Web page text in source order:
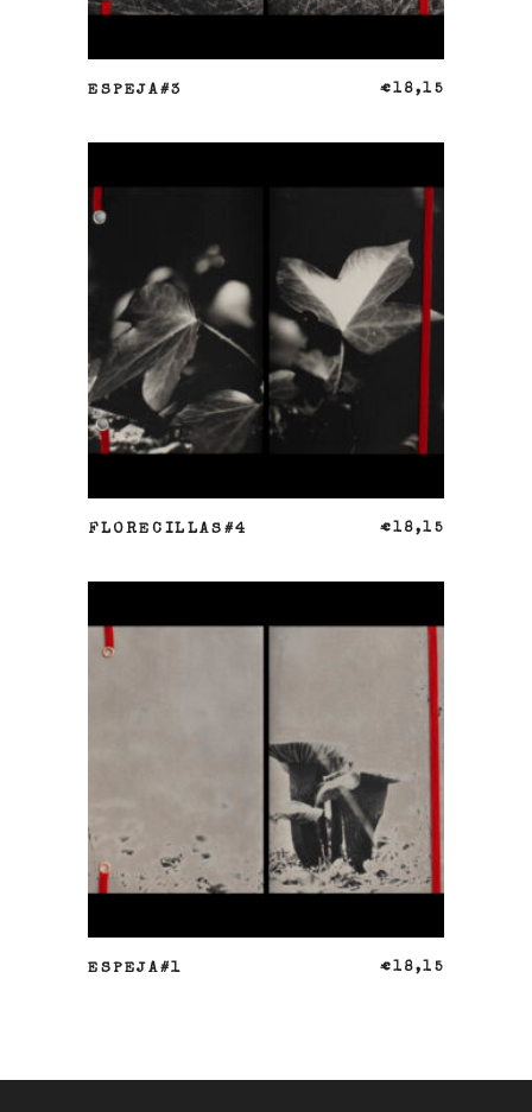
ESPEJA#3 €18,15
AÑADIR AL CARRITO
FLORECILLAS#4 €18,15
ESPEJA#1 €18,15